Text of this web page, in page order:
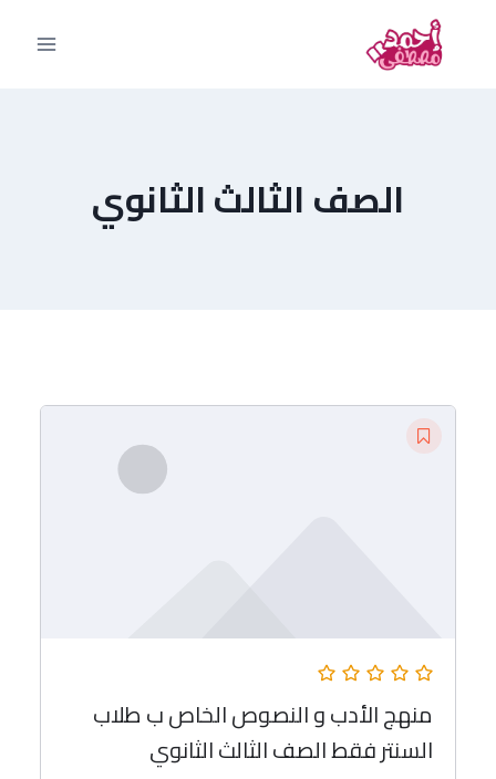
الصف الثالث الثانوي
منهج الأدب و النصوص الخاص ب طلاب
السنتر فقط الصف الثالث الثانوي